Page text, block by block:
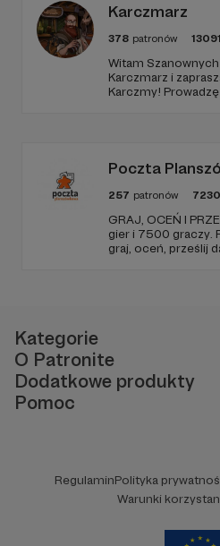
Karczmarz
378 patronów 13091
Witam
Karczmarz i
Karczmy!
Poczta
257 patronów 7230
GRAJ, OCEŃ I
gier i 7500 graczy.
graj, oceń, prześlij
Kategorie
O Patronite
Dodatkowe produkty
Pomoc
RegulaminPolityka
Warunki